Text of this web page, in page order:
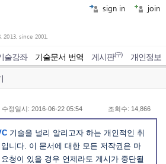
sign in join
2013, since 2001.
술강좌 기술문서 번역 게시판(구) 개인정보
정일시: 2016-06-22 05:54 조회수: 14,866
기술을 널리 알리고자 하는 개인적인 취
니다. 이 문서에 대한 모든 저작권은 마
청이 있을 경우 언제라도 게시가 중단될